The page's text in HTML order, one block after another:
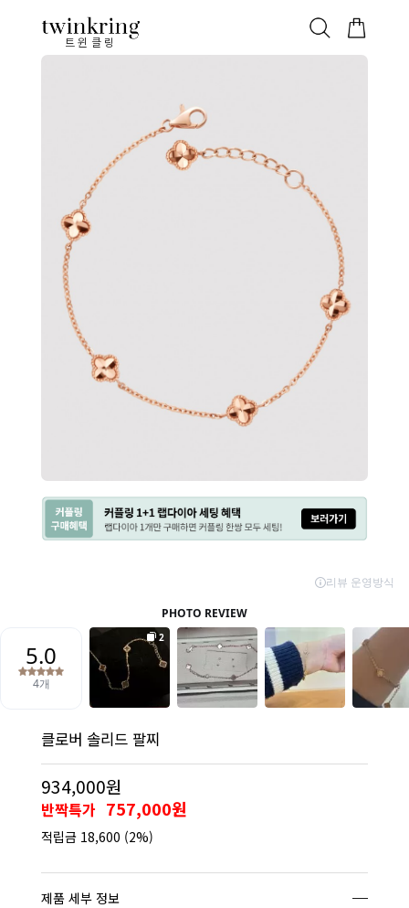
트윈클링
ALL 베스트 안쪽막음 웨딩/다이아 가드링/반지
클로버 솔리드 팔찌
934,000원
반짝특가 757,000원
적립금 18,600 (2%)
제품 세부 정보